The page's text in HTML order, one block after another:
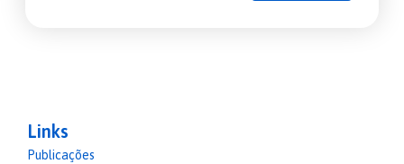
Links
Publicações